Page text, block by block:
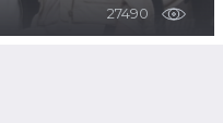
27490